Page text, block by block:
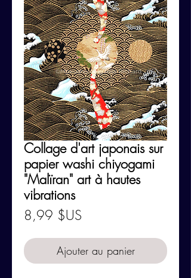
Collage d'art japonais sur
papier washi chiyogami
"Malïran" art à hautes
vibrations
8,99 $US
Ajouter au panier